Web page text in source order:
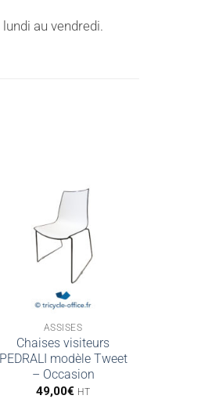
lundi au vendredi.
ASSISES
Chaises visiteurs
PEDRALI modèle Tweet
– Occasion
49,00€ HT